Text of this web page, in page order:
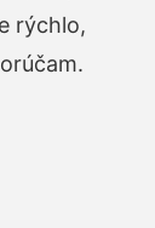
rýchlo,